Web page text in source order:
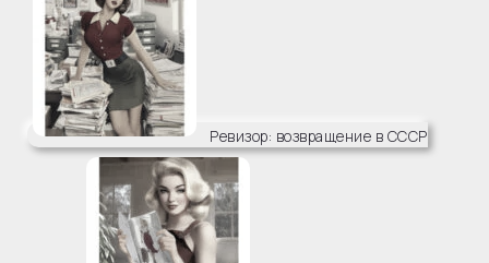
Ревизор: возвращение в СССР